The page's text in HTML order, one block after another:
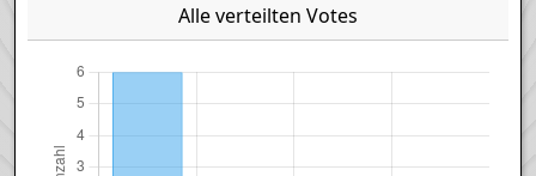
Alle verteilten Votes